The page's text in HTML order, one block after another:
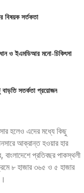
বিষয়ক সর্তকতা
ও ইএমডিআর মনো-চিকিৎসা
সতর্কতা প্রয়োজন
হলেও এদের মধ্যে কিছু
আক্রান্ত হওয়ার হার
প্রতিবছর পাকস্থলী
৮ হাজার ৩৬৫ ও ৫ হাজার